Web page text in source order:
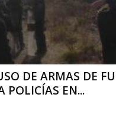
DE ARMAS DE
POLICÍAS EN...